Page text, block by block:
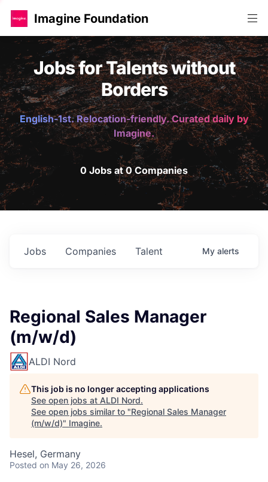
Imagine Foundation
Jobs for Talents without
Borders
English-1st. Relocation-friendly. Curated daily by
Imagine.
0 Jobs at 0 Companies
Jobs Companies Talent My alerts
Regional Sales Manager
(m/w/d)
ALDI Nord
This job is no longer accepting applications
See open jobs at ALDI Nord.
See open jobs similar to "Regional Sales Manager
(m/w/d)" Imagine.
Hesel, Germany
Posted on May 26, 2026